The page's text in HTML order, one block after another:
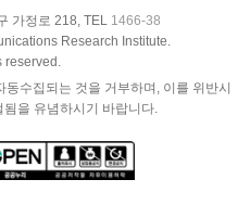
가정로 218, TEL 1466-38
Research Institute.
reserved.
수집되는 것을 거부하며, 이를 위반시
을 유념하시기 바랍니다.